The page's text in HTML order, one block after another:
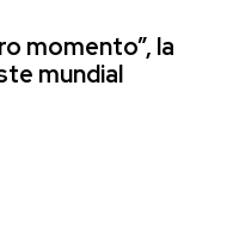
momento”, la
mundial